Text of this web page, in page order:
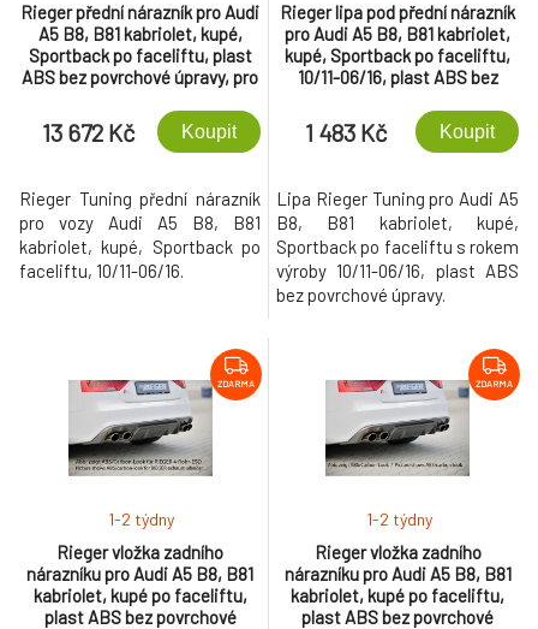
Rieger přední nárazník pro Audi
A5 B8, B81 kabriolet, kupé,
Sportback po faceliftu, plast
ABS bez povrchové úpravy, pro
(PDC)
13 672 Kč Koupit
Rieger Tuning přední nárazník
pro vozy Audi A5 B8, B81
kabriolet, kupé, Sportback po
faceliftu, 10/11-06/16.
Rieger lipa pod přední nárazník
pro Audi A5 B8, B81 kabriolet,
kupé, Sportback po faceliftu,
10/11-06/16, plast ABS bez
spoiler Rieger obj. kód K
00055468
1 483 Kč Koupit
Lipa Rieger Tuning pro Audi A5
B8, B81 kabriolet, kupé,
Sportback po faceliftu s rokem
výroby 10/11-06/16, plast ABS
bez povrchové úpravy.
ZDARMA
Rieger vložka zadního
nárazníku pro Audi A5 B8, B81
kabriolet, kupé po faceliftu,
plast ABS bez povrchové
1-2 týdny
ZDARMA
Rieger vložka zadního
nárazníku pro Audi A5 B8, B81
kabriolet, kupé po faceliftu,
plast ABS bez povrchové
1-2 týdny